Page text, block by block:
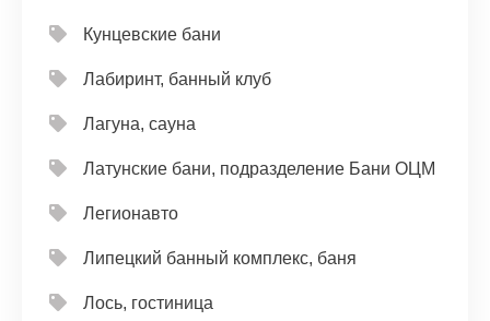
Кунцевские бани
Лабиринт, банный клуб
Лагуна, сауна
Латунские бани, подразделение Бани ОЦМ
Легионавто
Липецкий банный комплекс, баня
Лось, гостиница